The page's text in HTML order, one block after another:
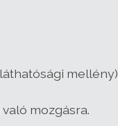
mellény),
mozgásra.